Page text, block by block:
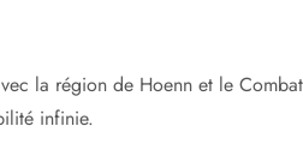
la région de Hoenn et le
infinie.